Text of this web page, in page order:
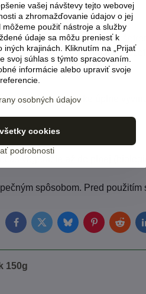
jednotlivé plodiny. Termín
(BBCH 14-89). Maximálny
list na hlavnej stonke úplne
vegetácie až do plnej
spôsobom. Pred
FacebookTwitterBlueskyPinterest
150g
vašej návštevy tejto webovej
a zhromažďovanie údajov o jej
použiť nástroje a služby
údaje sa môžu preniesť k
iných krajinách. Kliknutím na „Prijať
svoj súhlas s týmto spracovaním.
informácie alebo upraviť svoje
osobných údajov
podrobnosti
cookies